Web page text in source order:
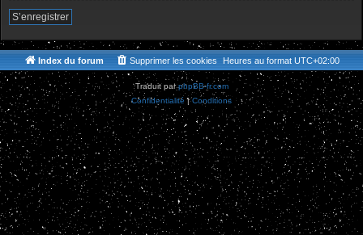
S’enregistrer
Index du forum Heures au format UTC+02:00
Supprimer les cookies
Traduit parphpBB-fr.com
Confidentialité |Conditions